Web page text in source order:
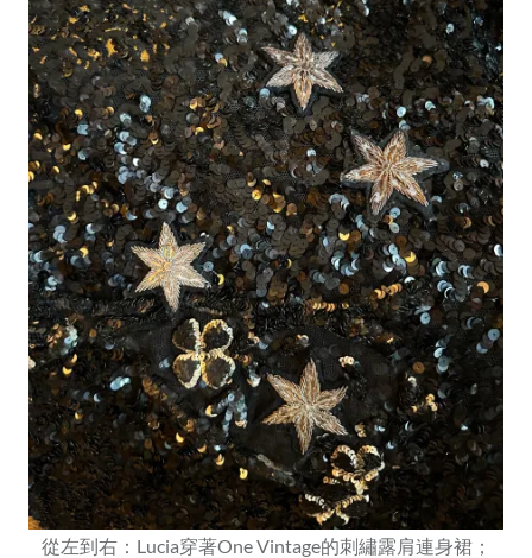
從左到右：Lucia穿著One Vintage的刺繡露肩連身裙；